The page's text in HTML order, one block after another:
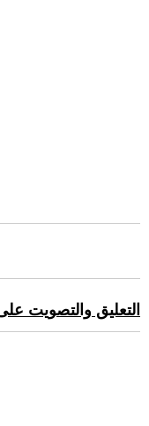
التعليق والتصويت